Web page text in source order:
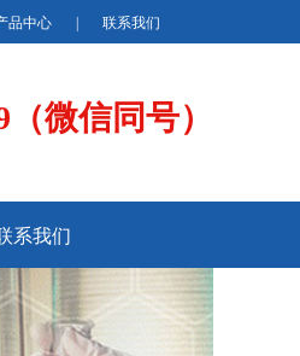
（微信同号）
品中心 联系我们
系我们